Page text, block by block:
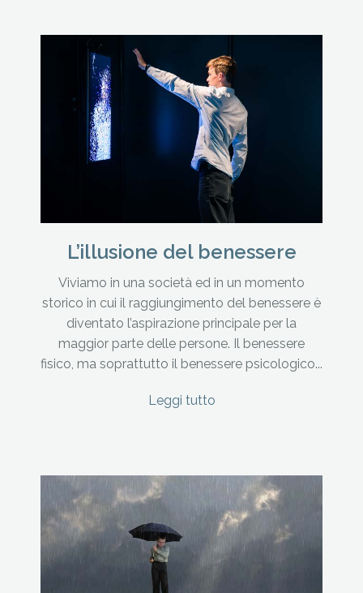
L’illusione del benessere
Viviamo in una società ed in un momento
storico in cui il raggiungimento del benessere è
diventato l’aspirazione principale per la
maggior parte delle persone. Il benessere
fisico, ma soprattutto il benessere psicologico...
Leggi tutto